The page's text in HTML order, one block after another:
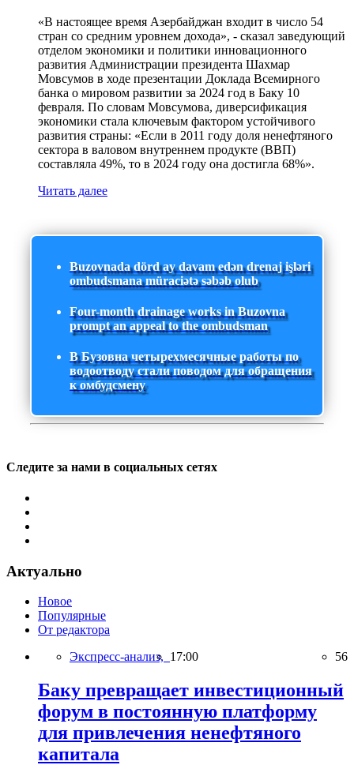
«В настоящее время Азербайджан входит в число 54
стран со средним уровнем дохода», - сказал заведующий
отделом экономики и политики инновационного
развития Администрации президента Шахмар
Мовсумов в ходе презентации Доклада Всемирного
банка о мировом развитии за 2024 год в Баку 10
февраля. По словам Мовсумова, диверсификация
экономики стала ключевым фактором устойчивого
развития страны: «Если в 2011 году доля ненефтяного
сектора в валовом внутреннем продукте (ВВП)
составляла 49%, то в 2024 году она достигла 68%».
Читать далее
Buzovnada dörd ay davam edən drenaj işləri
ombudsmana müraciətə səbəb olub
Four-month drainage works in Buzovna
prompt an appeal to the ombudsman
В Бузовна четырехмесячные работы по
водоотводу стали поводом для обращения
к омбудсмену
Следите за нами в социальных сетях
Актуально
Новое
Популярные
От редактора
Экспресс-анализ, 17:00 56
Баку превращает инвестиционный
форум в постоянную платформу
для привлечения ненефтяного
капитала